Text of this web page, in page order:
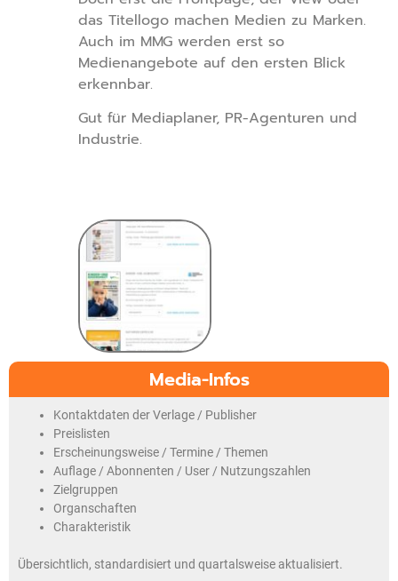
das Titellogo machen Medien zu Marken.
Auch im MMG werden erst so
Medienangebote auf den ersten Blick
erkennbar.
Gut für Mediaplaner, PR-Agenturen und
Industrie.
Media-Infos
Kontaktdaten der Verlage / Publisher
Preislisten
Erscheinungsweise / Termine / Themen
Auflage / Abonnenten / User / Nutzungszahlen
Zielgruppen
Organschaften
Charakteristik
Übersichtlich, standardisiert und quartalsweise aktualisiert.